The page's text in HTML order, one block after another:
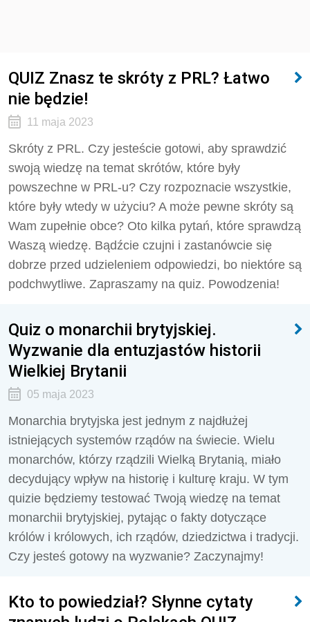
QUIZ Znasz te skróty z PRL? Łatwo
nie będzie!
11 maja 2023
Skróty z PRL. Czy jesteście gotowi, aby sprawdzić
swoją wiedzę na temat skrótów, które były
powszechne w PRL-u? Czy rozpoznacie wszystkie,
które były wtedy w użyciu? A może pewne skróty są
Wam zupełnie obce? Oto kilka pytań, które sprawdzą
Waszą wiedzę. Bądźcie czujni i zastanówcie się
dobrze przed udzieleniem odpowiedzi, bo niektóre są
podchwytliwe. Zapraszamy na quiz. Powodzenia!
Quiz o monarchii brytyjskiej.
Wyzwanie dla entuzjastów historii
Wielkiej Brytanii
05 maja 2023
Monarchia brytyjska jest jednym z najdłużej
istniejących systemów rządów na świecie. Wielu
monarchów, którzy rządzili Wielką Brytanią, miało
decydujący wpływ na historię i kulturę kraju. W tym
quizie będziemy testować Twoją wiedzę na temat
monarchii brytyjskiej, pytając o fakty dotyczące
królów i królowych, ich rządów, dziedzictwa i tradycji.
Czy jesteś gotowy na wyzwanie? Zaczynajmy!
Kto to powiedział? Słynne cytaty